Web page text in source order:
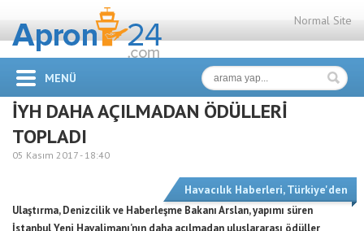
Normal Site
MENÜ
İYH DAHA AÇILMADAN ÖDÜLLERİ
TOPLADI
05 Kasım 2017 - 18:40
Havacılık Haberleri,Türkiye'den
Ulaştırma, Denizcilik ve Haberleşme Bakanı Arslan, yapımı süren
İstanbul Yeni Havalimanı’nın daha açılmadan uluslararası ödüller